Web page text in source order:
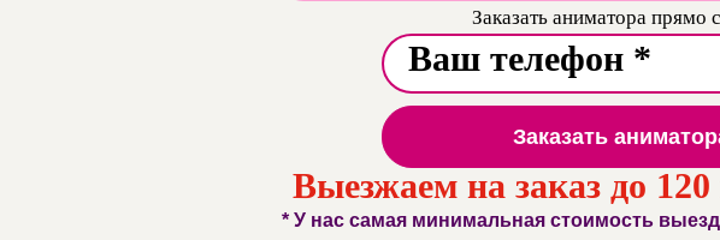
Заказать аниматора прямо
Заказать
Выезжаем на заказ до
* У нас самая минимальная стоимость